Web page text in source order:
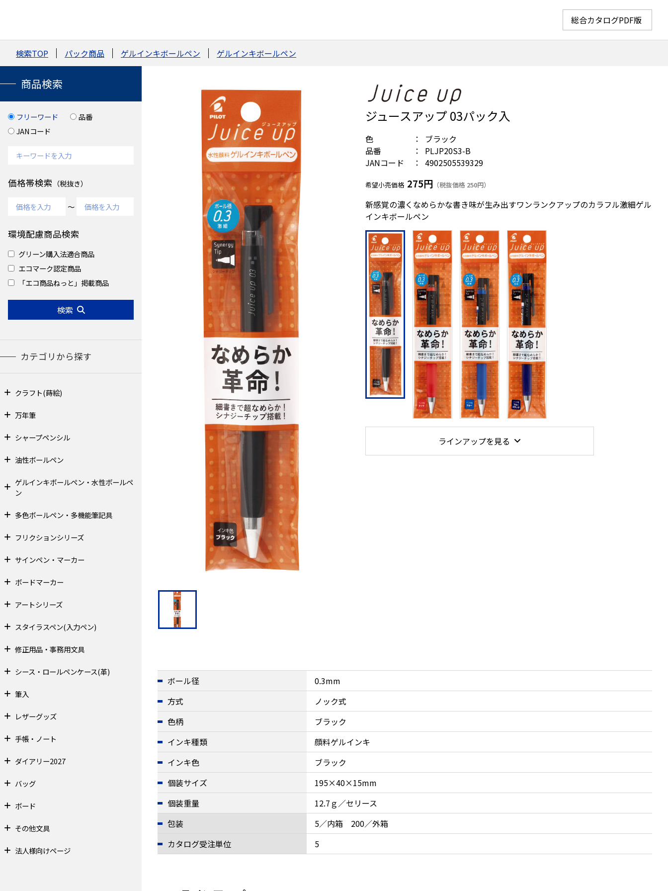
総合カタログPDF版
検索TOP パック商品 ゲルインキボールペン ゲルインキボールペン
ジュースアップ 03パック入
色
ブラック
品番
PLJP20S3-B
JANコード
4902505539329
希望小売価格 275円 （税抜価格 250円）
新感覚の濃くなめらかな書き味が生み出すワンランクアップのカラフル激細ゲル
インキボールペン
ラインアップを見る
ボール径
0.3mm
方式
ノック式
色柄
ブラック
インキ種類
顔料ゲルインキ
インキ色
ブラック
個装サイズ
195×40×15mm
個装重量
12.7ｇ／セリース
包装
5／内箱 200／外箱
カタログ受注単位
5
商品検索
フリーワード
品番
JANコード
価格帯検索 （税抜き）
～
環境配慮商品検索
グリーン購入法適合商品
エコマーク認定商品
「エコ商品ねっと」掲載商品
検索
カテゴリから探す
クラフト(蒔絵)
万年筆
シャープペンシル
油性ボールペン
ゲルインキボールペン・水性ボールペ
ン
多色ボールペン・多機能筆記具
フリクションシリーズ
サインペン・マーカー
ボードマーカー
アートシリーズ
スタイラスペン(入力ペン)
修正用品・事務用文具
シース・ロールペンケース(革)
筆入
レザーグッズ
手帳・ノート
ダイアリー2027
バッグ
ボード
その他文具
法人様向けページ